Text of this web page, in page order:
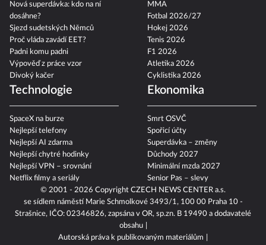
© 2001 - 2026 Copyright CZECH NEWS CENTER a.s.
se sídlem náměstí Marie Schmolkové 3493/1, 100 00 Praha 10 -
Strašnice, IČO: 02346826, zapsána v OR, sp.zn. B 19490 a dodavatelé
obsahu
Autorská práva k publikovaným materiálům
Nová superdávka: kdo na ní
dosáhne?
Sjezd sudetských Němců
Proč vláda zavádí EET?
Padni komu padni
Výpověď z práce vzor
Divoký kačer
MMA
Fotbal 2026/27
Hokej 2026
Tenis 2026
F1 2026
Atletika 2026
Cyklistika 2026
Technologie
SpaceX na burze
Nejlepší telefony
Nejlepší AI zdarma
Nejlepší chytré hodinky
Nejlepší VPN – srovnání
Netflix filmy a seriály
Ekonomika
Smrt OSVČ
Spořicí účty
Superdávka – změny
Důchody 2027
Minimální mzda 2027
Senior Pas – slevy